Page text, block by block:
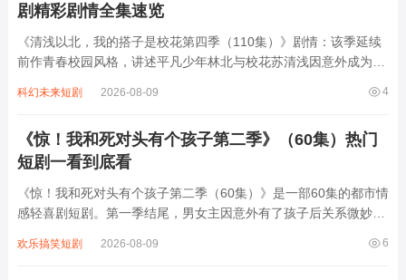
剧精彩剧情全集速览
《清浅以北，我的搭子是校花第四季（110集）》剧情：该季延续
前作青春校园风格，讲述平凡少年林北与校花苏清浅因意外成为搭
人从互相嫌弃到默契配合，在解决一个个难题的过程中逐渐靠近。
4
科幻未来短剧 2026-08-09
《惊！我和死对头有个孩子第二季》（60集）热门
短剧一看到底看
《惊！我和死对头有个孩子第二季（60集）》是一部60集的都市情
感轻喜剧短剧。第一季结尾，男女主因意外有了孩子后关系微妙，
逐渐理解彼此。剧中，男主表面毒舌实则默默关心，女主看似强势
6
欢乐搞笑短剧 2026-08-09